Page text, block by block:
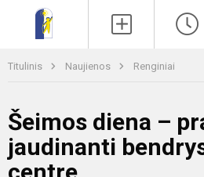
Titulinis Naujienos Renginiai
Šeimos diena –
jaudinanti